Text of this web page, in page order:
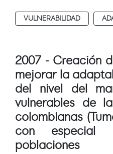
VULNERABILIDAD
2007 - Creación
mejorar la
del nivel del
vulnerables de
colombianas
con especial